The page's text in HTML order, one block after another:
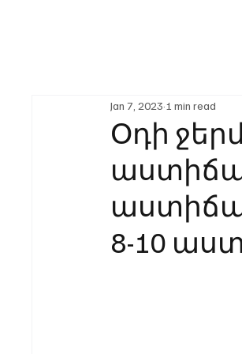
Օդի
8-10
Jan 7, 2023 1 min read